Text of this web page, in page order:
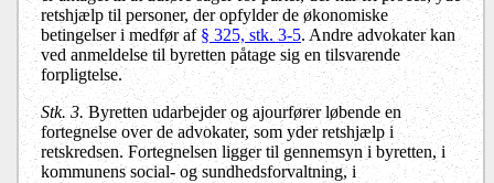
retshjælp til personer, der opfylder de økonomiske
betingelser i medfør af§ 325, stk. 3-5. Andre advokater kan
ved anmeldelse til byretten påtage sig en tilsvarende
forpligtelse.
Stk. 3.Byretten udarbejder og ajourfører løbende en
fortegnelse over de advokater, som yder retshjælp i
retskredsen. Fortegnelsen ligger til gennemsyn i byretten, i
kommunens social- og sundhedsforvaltning, i